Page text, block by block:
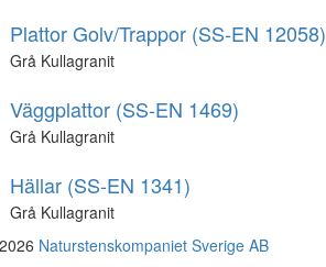
Plattor Golv/Trappor (SS-EN 12058)
Grå Kullagranit
Väggplattor (SS-EN 1469)
Grå Kullagranit
Hällar (SS-EN 1341)
Grå Kullagranit
Naturstenskompaniet Sverige AB